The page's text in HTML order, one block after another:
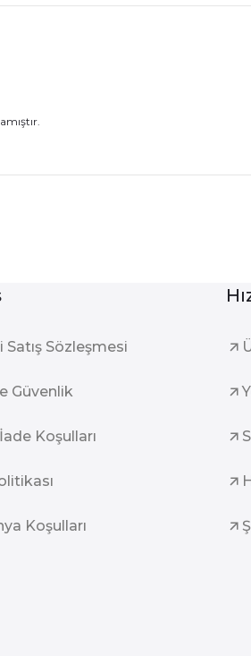
Satış Sözleşmesi
Güvenlik
Koşulları
Koşulları